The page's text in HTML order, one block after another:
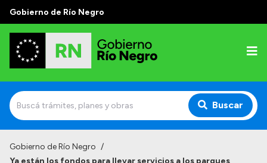
Gobierno de Río Negro
Buscar
Gobierno de Río Negro /
Ya están los fondos para llevar servicios a los parques